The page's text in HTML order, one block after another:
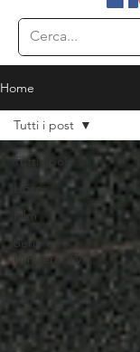
Home
Tutti i post
Libro
Film
Serie e
Miniserie TV
Tutti i post